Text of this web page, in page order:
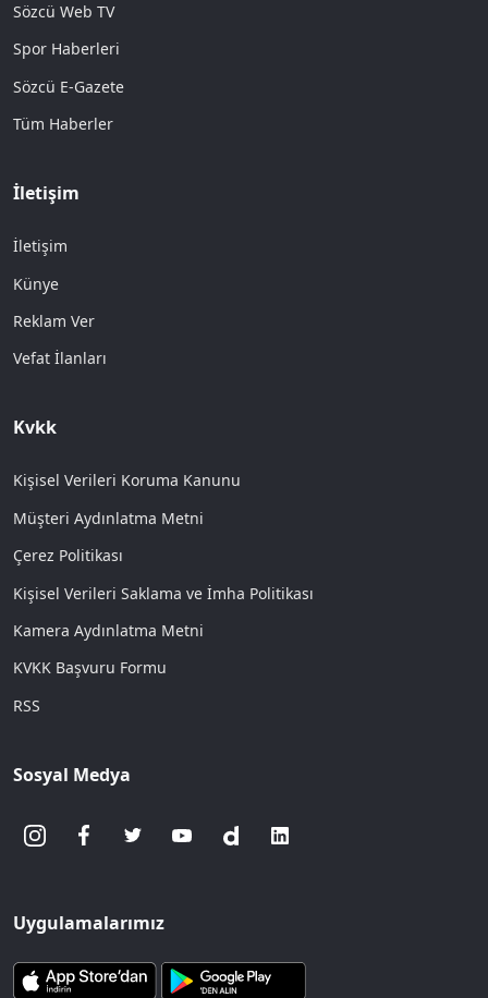
Sözcü Web TV
Spor Haberleri
Sözcü E-Gazete
Tüm Haberler
İletişim
İletişim
Künye
Reklam Ver
Vefat İlanları
Kvkk
Kişisel Verileri Koruma Kanunu
Müşteri Aydınlatma Metni
Çerez Politikası
Kişisel Verileri Saklama ve İmha Politikası
Kamera Aydınlatma Metni
KVKK Başvuru Formu
RSS
Sosyal Medya
Uygulamalarımız